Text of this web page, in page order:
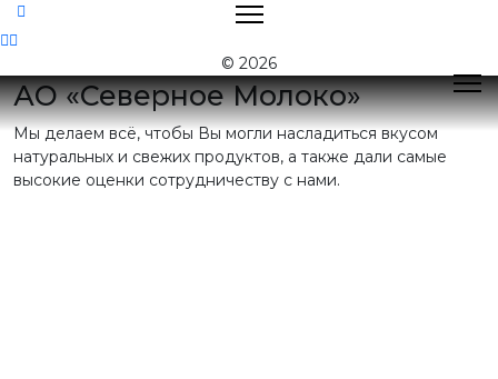
© 2026
Контакты
АО «Северное Молоко»
Мы делаем всё, чтобы Вы могли насладиться вкусом
натуральных и свежих продуктов, а также дали самые
высокие оценки сотрудничеству с нами.